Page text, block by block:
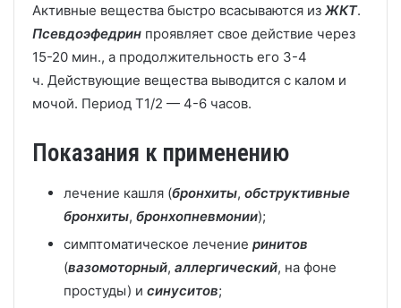
Активные вещества быстро всасываются из ЖКТ.
Псевдоэфедрин проявляет свое действие через
15-20 мин., а продолжительность его 3-4
ч. Действующие вещества выводится с калом и
мочой. Период Т1/2 — 4-6 часов.
Показания к применению
лечение кашля (бронхиты, обструктивные
бронхиты, бронхопневмонии);
симптоматическое лечение ринитов
(вазомоторный, аллергический, на фоне
простуды) и синуситов;